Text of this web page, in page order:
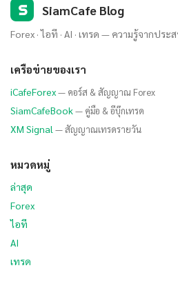
S SiamCafe Blog
Forex · ไอที · AI · เทรด — ความรู้จากปร
เครือข่ายของเรา
iCafeForex— คอร์ส & สัญญาณ Forex
SiamCafeBook— คู่มือ & อีบุ๊กเทรด
XM Signal — สัญญาณเทรดรายวัน
หมวดหมู่
ล่าสุด
Forex
ไอที
AI
เทรด